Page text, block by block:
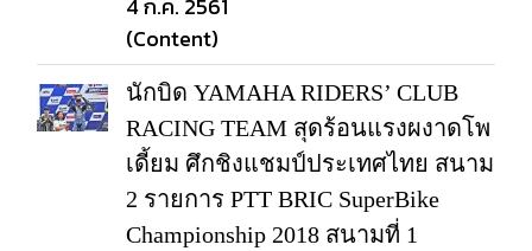
4 ก.ค. 2561
(Content)
นักบิด YAMAHA RIDERS’ CLUB
RACING TEAM สุดร้อนแรงผงาดโพ
เดี้ยม ศึกชิงแชมป์ประเทศไทย สนาม
2 รายการ PTT BRIC SuperBike
Championship 2018 สนามที่ 1